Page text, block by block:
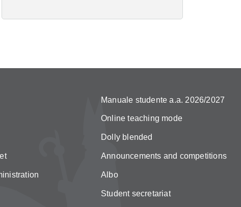
Manuale studente a.a. 2026/2027
Online teaching mode
Dolly blended
Announcements and competitions
Albo
Student secretariat